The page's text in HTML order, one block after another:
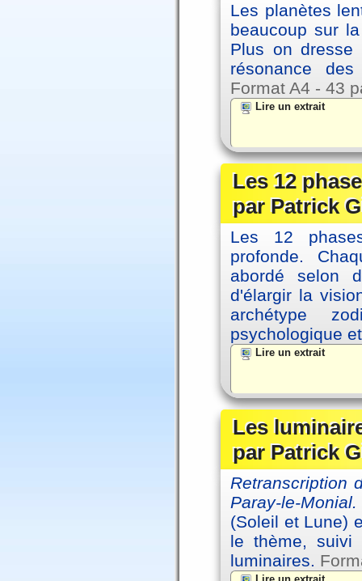
Les planètes
beaucoup sur
Plus on dresse
résonance
Format A4 - 43
Lire un extrait
Les 12
par Patrick
Les 12
profonde.
abordé selon
d'élargir la
archétype
psychologique
Lire un extrait
Les
par Patrick
Retranscription
Paray-le-Monial.
(Soleil et Lune)
le thème, suivi
luminaires.